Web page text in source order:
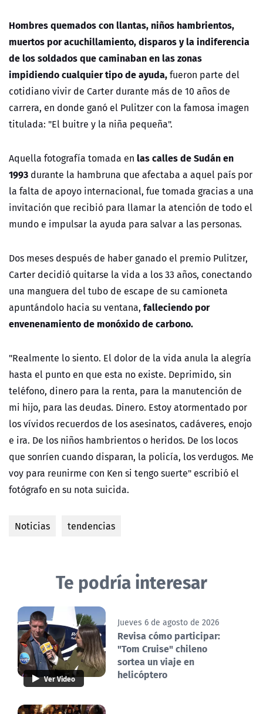
Hombres quemados con llantas, niños hambrientos,
muertos por acuchillamiento, disparos y la indiferencia
de los soldados que caminaban en las zonas
impidiendo cualquier tipo de ayuda,fueron parte del
cotidiano vivir de Carter durante más de 10 años de
carrera, en donde ganó el Pulitzer con la famosa imagen
titulada: "El buitre y la niña pequeña".
Aquella fotografía tomada en las calles de Sudán en
1993 durante la hambruna que afectaba a aquel país por
la falta de apoyo internacional, fue tomada gracias a una
invitación que recibió para llamar la atención de todo el
mundo e impulsar la ayuda para salvar a las personas.
Dos meses después de haber ganado el premio Pulitzer,
Carter decidió quitarse la vida a los 33 años, conectando
una manguera del tubo de escape de su camioneta
apuntándolo hacia su ventana, falleciendo por
envenenamiento de monóxido de carbono.
"Realmente lo siento. El dolor de la vida anula la alegría
hasta el punto en que esta no existe. Deprimido, sin
teléfono, dinero para la renta, para la manutención de
mi hijo, para las deudas. Dinero. Estoy atormentado por
los vívidos recuerdos de los asesinatos, cadáveres, enojo
e ira. De los niños hambrientos o heridos. De los locos
que sonríen cuando disparan, la policía, los verdugos. Me
voy para reunirme con Ken si tengo suerte" escribió el
fotógrafo en su nota suicida.
Noticias tendencias
Te podría interesar
Ver Video
Jueves 6 de agosto de 2026
Revisa cómo participar:
"Tom Cruise" chileno
sortea un viaje en
helicóptero